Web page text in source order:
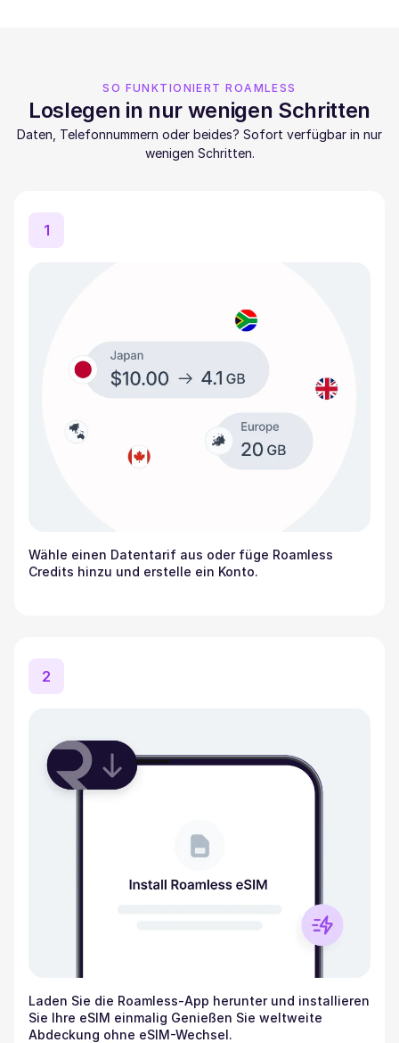
SO FUNKTIONIERT ROAMLESS
Loslegen in nur wenigen Schritten
Daten, Telefonnummern oder beides? Sofort verfügbar in nur
wenigen Schritten.
1
Wähle einen Datentarif aus oder füge Roamless
Credits hinzu und erstelle ein Konto.
2
Laden Sie die Roamless-App herunter und installieren
Sie Ihre eSIM einmalig Genießen Sie weltweite
Abdeckung ohne eSIM-Wechsel.